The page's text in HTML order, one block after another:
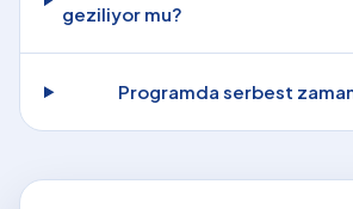
geziliyor mu?
Programda serbest zaman